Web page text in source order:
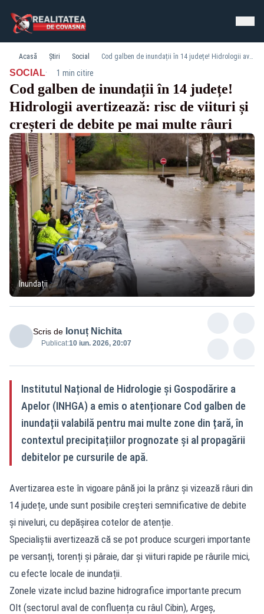
Acasă Știri Social Cod galben de inundații în 14 județe! Hidrologii avertizează: risc de viituri și creșteri de debite pe mai multe râuri
SOCIAL· 1 min citire
Cod galben de inundații în 14 județe!
Hidrologii avertizează: risc de viituri și
creșteri de debite pe mai multe râuri
Inundații
Scris de Ionuț Nichita
Publicat:10 iun. 2026, 20:07
Institutul Național de Hidrologie și Gospodărire a
Apelor (INHGA) a emis o atenționare Cod galben de
inundații valabilă pentru mai multe zone din țară, în
contextul precipitațiilor prognozate și al propagării
debitelor pe cursurile de apă.
Avertizarea este în vigoare până joi la prânz și vizează râuri din
14 județe, unde sunt posibile creșteri semnificative de debite
și niveluri, cu depășirea cotelor de atenție.
Specialiștii avertizează că se pot produce scurgeri importante
pe versanți, torenți și pâraie, dar și viituri rapide pe râurile mici,
cu efecte locale de inundații.
Zonele vizate includ bazine hidrografice importante precum
Olt (sectorul aval de confluența cu râul Cibin), Argeș,